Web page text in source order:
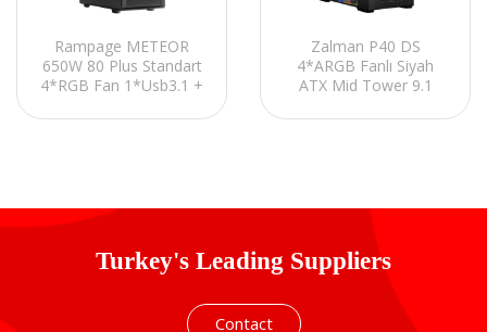
Rampage METEOR
650W 80 Plus Standart
4*RGB Fan 1*Usb3.1 +
Kasası
Zalman P40 DS
4*ARGB Fanlı Siyah
ATX Mid Tower 9.1
Kasası
Turkey's Leading Suppliers
Contact